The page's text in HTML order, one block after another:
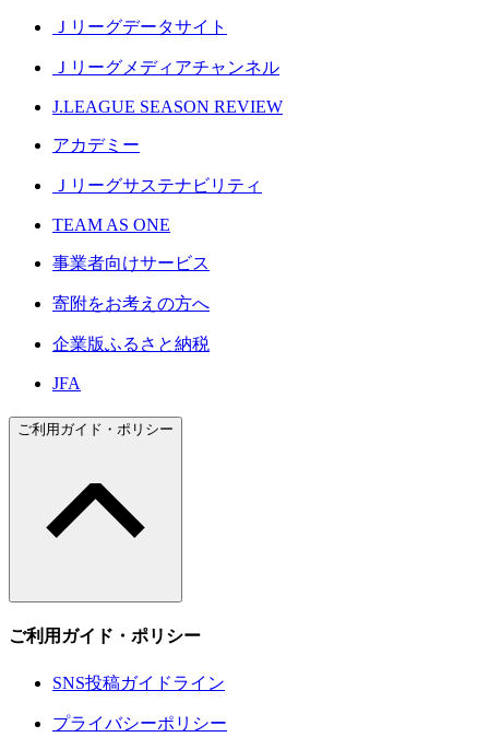
Ｊリーグデータサイト
Ｊリーグメディアチャンネル
J.LEAGUE SEASON REVIEW
アカデミー
Ｊリーグサステナビリティ
TEAM AS ONE
事業者向けサービス
寄附をお考えの方へ
企業版ふるさと納税
JFA
ご利用ガイド・ポリシー
ご利用ガイド・ポリシー
SNS投稿ガイドライン
プライバシーポリシー